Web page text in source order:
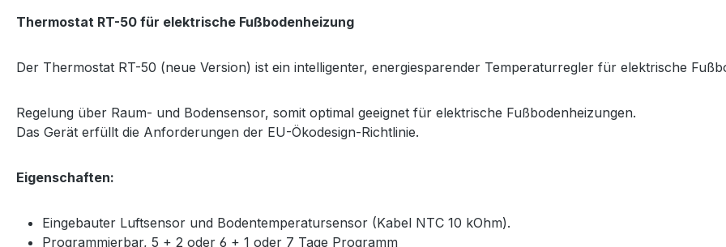
Thermostat RT-50 für elektrische Fußbodenheizung
Der Thermostat RT-50 (neue Version) ist ein intelligenter, energiesparender Temperaturregler für elektrische
Regelung über Raum- und Bodensensor, somit optimal geeignet für elektrische Fußbodenheizungen.
Das Gerät erfüllt die Anforderungen der EU-Ökodesign-Richtlinie.
Eigenschaften:
Eingebauter Luftsensor und Bodentemperatursensor (Kabel NTC 10 kOhm).
Programmierbar, 5 + 2 oder 6 + 1 oder 7 Tage Programm